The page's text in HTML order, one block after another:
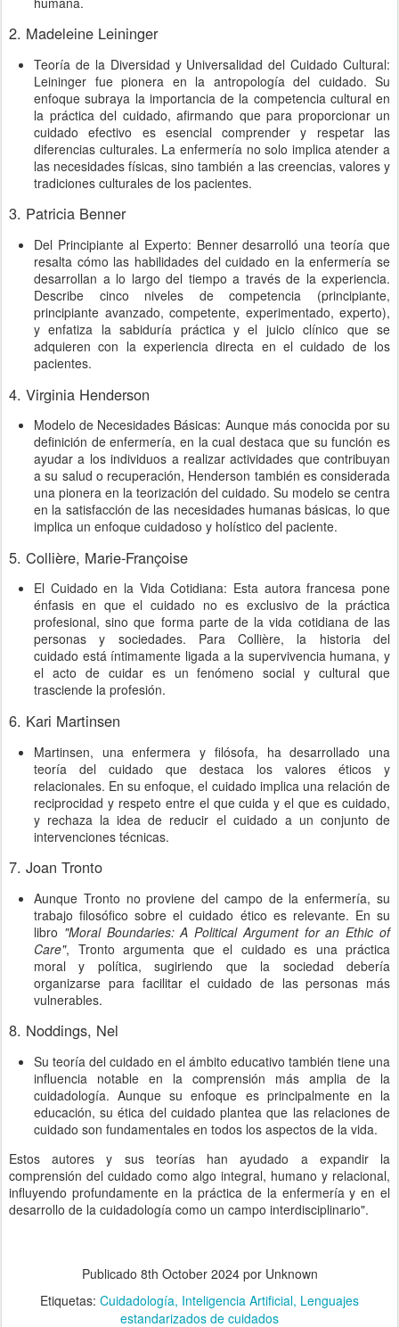
2. Madeleine Leininger
Teoría de la Diversidad y Universalidad del Cuidado Cultural:
Leininger fue pionera en la antropología del cuidado. Su
enfoque subraya la importancia de la competencia cultural en
la práctica del cuidado, afirmando que para proporcionar un
cuidado efectivo es esencial comprender y respetar las
diferencias culturales. La enfermería no solo implica atender a
las necesidades físicas, sino también a las creencias, valores y
tradiciones culturales de los pacientes.
3. Patricia Benner
Del Principiante al Experto: Benner desarrolló una teoría que
resalta cómo las habilidades del cuidado en la enfermería se
desarrollan a lo largo del tiempo a través de la experiencia.
Describe cinco niveles de competencia (principiante,
principiante avanzado, competente, experimentado, experto),
y enfatiza la sabiduría práctica y el juicio clínico que se
adquieren con la experiencia directa en el cuidado de los
pacientes.
4. Virginia Henderson
Modelo de Necesidades Básicas: Aunque más conocida por su
definición de enfermería, en la cual destaca que su función es
ayudar a los individuos a realizar actividades que contribuyan
a su salud o recuperación, Henderson también es considerada
una pionera en la teorización del cuidado. Su modelo se centra
en la satisfacción de las necesidades humanas básicas, lo que
implica un enfoque cuidadoso y holístico del paciente.
5. Collière, Marie-Françoise
El Cuidado en la Vida Cotidiana: Esta autora francesa pone
énfasis en que el cuidado no es exclusivo de la práctica
profesional, sino que forma parte de la vida cotidiana de las
personas y sociedades. Para Collière, la historia del
cuidado está íntimamente ligada a la supervivencia humana, y
el acto de cuidar es un fenómeno social y cultural que
trasciende la profesión.
6. Kari Martinsen
Martinsen, una enfermera y filósofa, ha desarrollado una
teoría del cuidado que destaca los valores éticos y
relacionales. En su enfoque, el cuidado implica una relación de
reciprocidad y respeto entre el que cuida y el que es cuidado,
y rechaza la idea de reducir el cuidado a un conjunto de
intervenciones técnicas.
7. Joan Tronto
Aunque Tronto no proviene del campo de la enfermería, su
trabajo filosófico sobre el cuidado ético es relevante. En su
libro "Moral Boundaries: A Political Argument for an Ethic of
Care", Tronto argumenta que el cuidado es una práctica
moral y política, sugiriendo que la sociedad debería
organizarse para facilitar el cuidado de las personas más
vulnerables.
8. Noddings, Nel
Su teoría del cuidado en el ámbito educativo también tiene una
influencia notable en la comprensión más amplia de la
cuidadología. Aunque su enfoque es principalmente en la
educación, su ética del cuidado plantea que las relaciones de
cuidado son fundamentales en todos los aspectos de la vida.
Estos autores y sus teorías han ayudado a expandir la
comprensión del cuidado como algo integral, humano y relacional,
influyendo profundamente en la práctica de la enfermería y en el
desarrollo de la cuidadología como un campo interdisciplinario".
Publicado 8th October 2024por Unknown
Etiquetas: Cuidadología Inteligencia Artificial Lenguajes
estandarizados de cuidados